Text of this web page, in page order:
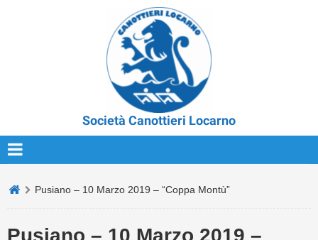
Società Canottieri Locarno
Pusiano – 10 Marzo 2019 – “Coppa Montù”
Pusiano – 10 Marzo 2019 –